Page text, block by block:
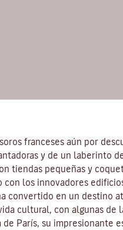
franceses aún por
y de un laberinto
tiendas pequeñas y
con los innovadores
convertido en un destino
cultural, con algunas de
París, su impresionante